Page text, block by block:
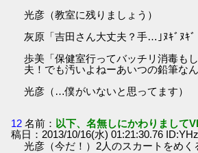
光彦（教室に残りましょう）
灰原「吉田さん大丈夫？手…｣ﾇｷﾞﾇｷﾞ
歩美「保健室行ってバッチリ消毒も
夫！でも汚いよねーあいつの鉛筆な
光彦（…僕がいないと思ってます）
12 名前： 以下、名無しにかわりまして
稿日：2013/10/16(水) 01:21:30.76
光彦（今だ！）2人のスカートをめく